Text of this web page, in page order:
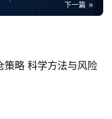
下一篇
策略 科学方法与风险